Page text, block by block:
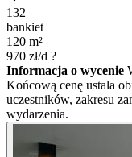
132
bankiet
120 m²
970 zł/d ?
Informacja o wycenie
Końcową cenę ustala
uczestników, zakresu
wydarzenia.